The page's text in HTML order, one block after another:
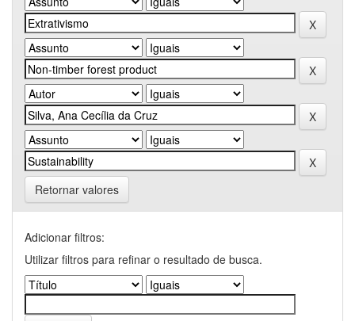
Retornar valores
Adicionar filtros:
Utilizar filtros para refinar o resultado de busca.